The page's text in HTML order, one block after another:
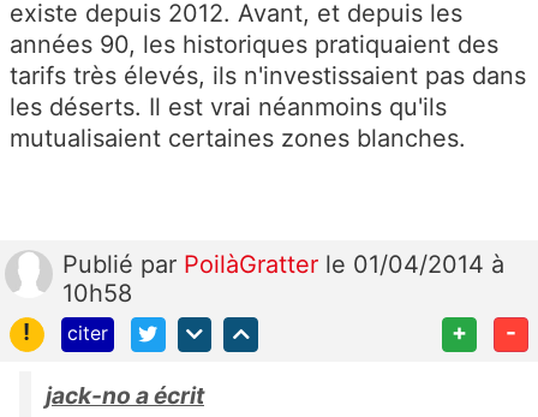
existe depuis 2012. Avant, et depuis les
années 90, les historiques pratiquaient des
tarifs très élevés, ils n'investissaient pas dans
les déserts. Il est vrai néanmoins qu'ils
mutualisaient certaines zones blanches.
Publié par PoilàGratter le 01/04/2014 à
10h58
!
citer + -
jack-no a écrit